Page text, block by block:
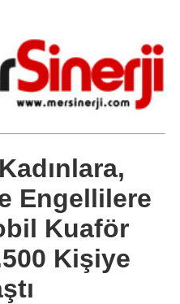
Engellilere
Kuaför
Kişiye